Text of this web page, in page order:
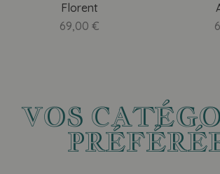
Florent
69,00 €
VOS